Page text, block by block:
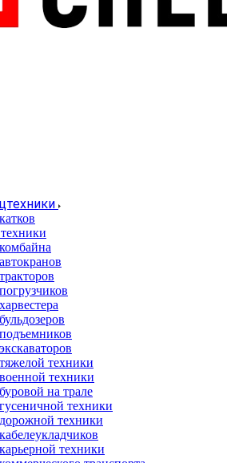
техники
техники
на трале
техники
техники
техники